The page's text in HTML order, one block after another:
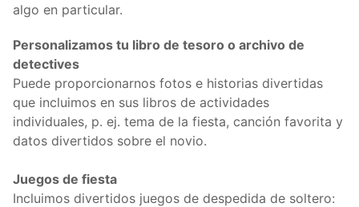
algo en particular.
Personalizamos tu libro de tesoro o archivo de
detectives
Puede proporcionarnos fotos e historias divertidas
que incluimos en sus libros de actividades
individuales, p. ej. tema de la fiesta, canción favorita y
datos divertidos sobre el novio.
Juegos de fiesta
Incluimos divertidos juegos de despedida de soltero: